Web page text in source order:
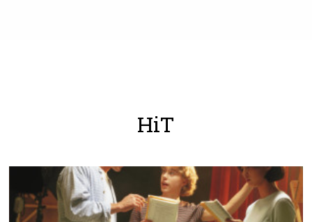
HiT